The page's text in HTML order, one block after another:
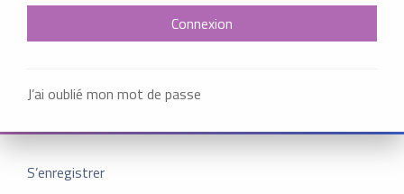
J’ai oublié mon mot de passe
S’enregistrer